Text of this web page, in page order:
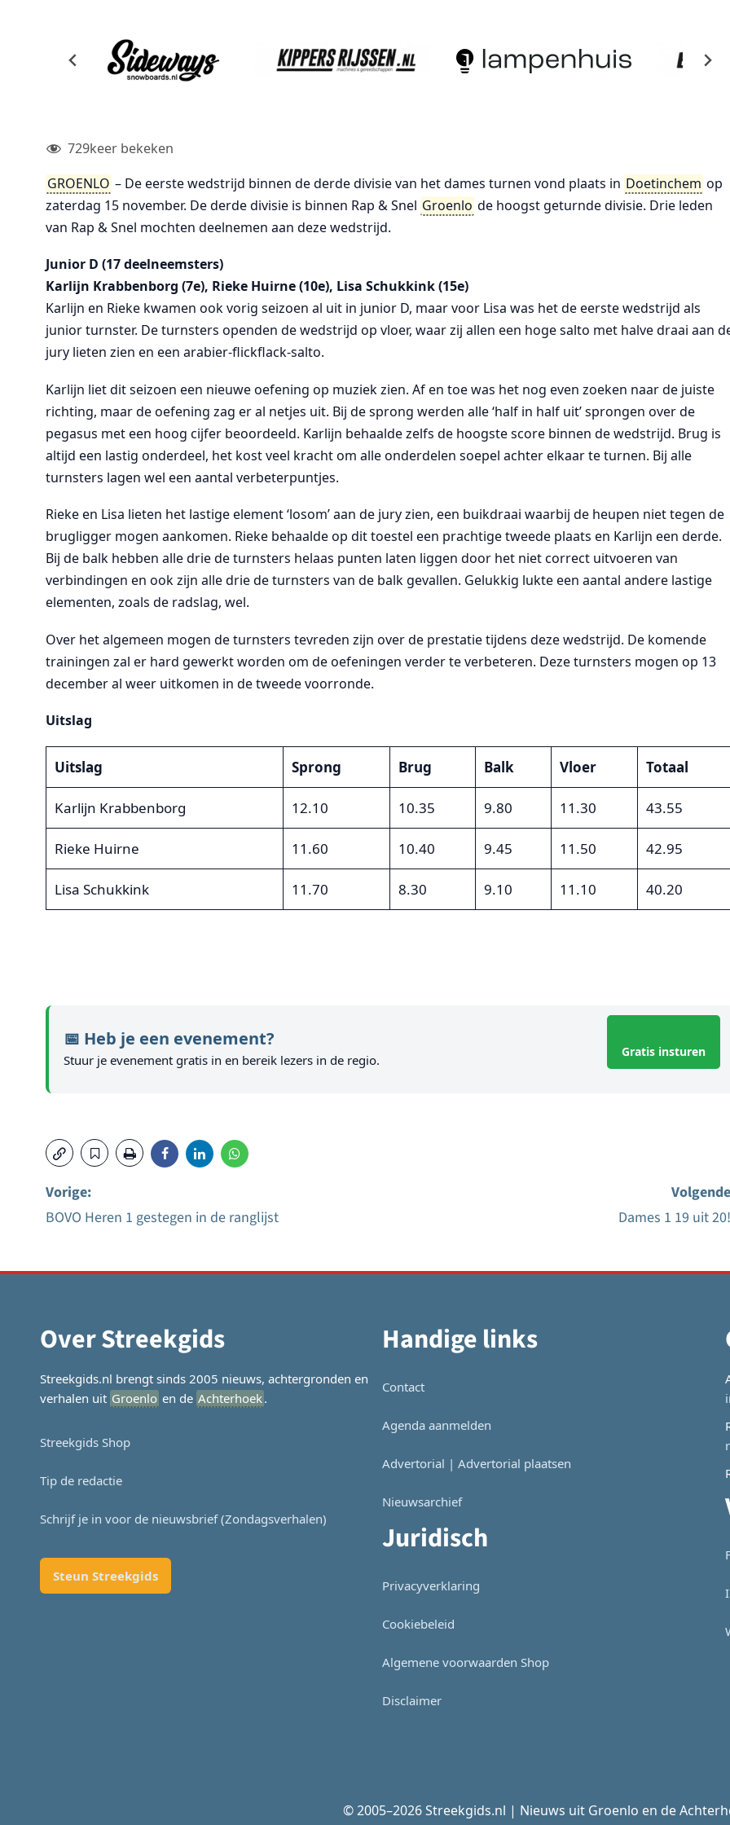
729keer bekeken
GROENLO – De eerste wedstrijd binnen de derde divisie van het dames turnen vond plaats in Doetinchem op
zaterdag 15 november. De derde divisie is binnen Rap & Snel Groenlo de hoogst geturnde divisie. Drie leden
van Rap & Snel mochten deelnemen aan deze wedstrijd.
Junior D (17 deelneemsters)
Karlijn Krabbenborg (7e), Rieke Huirne (10e), Lisa Schukkink (15e)
Karlijn en Rieke kwamen ook vorig seizoen al uit in junior D, maar voor Lisa was het de eerste wedstrijd als
junior turnster. De turnsters openden de wedstrijd op vloer, waar zij allen een hoge salto met halve draai aan
jury lieten zien en een arabier-flickflack-salto.
Karlijn liet dit seizoen een nieuwe oefening op muziek zien. Af en toe was het nog even zoeken naar de juiste
richting, maar de oefening zag er al netjes uit. Bij de sprong werden alle ‘half in half uit’ sprongen over de
pegasus met een hoog cijfer beoordeeld. Karlijn behaalde zelfs de hoogste score binnen de wedstrijd. Brug is
altijd een lastig onderdeel, het kost veel kracht om alle onderdelen soepel achter elkaar te turnen. Bij alle
turnsters lagen wel een aantal verbeterpuntjes.
Rieke en Lisa lieten het lastige element ‘losom’ aan de jury zien, een buikdraai waarbij de heupen niet tegen de
brugligger mogen aankomen. Rieke behaalde op dit toestel een prachtige tweede plaats en Karlijn een derde.
Bij de balk hebben alle drie de turnsters helaas punten laten liggen door het niet correct uitvoeren van
verbindingen en ook zijn alle drie de turnsters van de balk gevallen. Gelukkig lukte een aantal andere lastige
elementen, zoals de radslag, wel.
Over het algemeen mogen de turnsters tevreden zijn over de prestatie tijdens deze wedstrijd. De komende
trainingen zal er hard gewerkt worden om de oefeningen verder te verbeteren. Deze turnsters mogen op 13
december al weer uitkomen in de tweede voorronde.
Uitslag
Uitslag Sprong Brug Balk Vloer Totaal
Karlijn Krabbenborg 12.10 10.35 9.80 11.30 43.55
Rieke Huirne 11.60 10.40 9.45 11.50 42.95
Lisa Schukkink 11.70 8.30 9.10 11.10 40.20
📅 Heb je een evenement?
Stuur je evenement gratis in en bereik lezers in de regio.
Gratis insturen
navigatie
Vorige:
BOVO Heren 1 gestegen in de ranglijst
Dames 1 19 uit
Over Streekgids
Streekgids.nl brengt sinds 2005 nieuws, achtergronden en
verhalen uit Groenlo en de Achterhoek.
Streekgids Shop
Tip de redactie
Schrijf je in voor de nieuwsbrief (Zondagsverhalen)
Steun Streekgids
Handige links
Contact
Agenda aanmelden
Advertorial | Advertorial plaatsen
Nieuwsarchief
Juridisch
Privacyverklaring
Cookiebeleid
Algemene voorwaarden Shop
Disclaimer
© 2005–2026 Streekgids.nl | Nieuws uit Groenlo en de